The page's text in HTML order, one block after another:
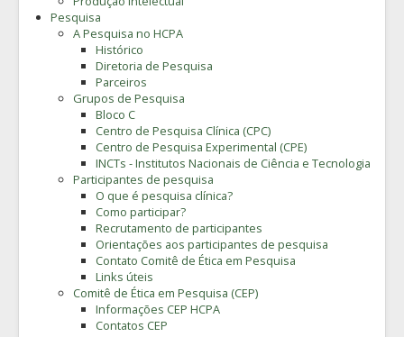
Pesquisa
A Pesquisa no HCPA
Histórico
Diretoria de Pesquisa
Parceiros
Grupos de Pesquisa
Bloco C
Centro de Pesquisa Clínica (CPC)
Centro de Pesquisa Experimental (CPE)
INCTs - Institutos Nacionais de Ciência e Tecnologia
Participantes de pesquisa
O que é pesquisa clínica?
Como participar?
Recrutamento de participantes
Orientações aos participantes de pesquisa
Contato Comitê de Ética em Pesquisa
Links úteis
Comitê de Ética em Pesquisa (CEP)
Informações CEP HCPA
Contatos CEP